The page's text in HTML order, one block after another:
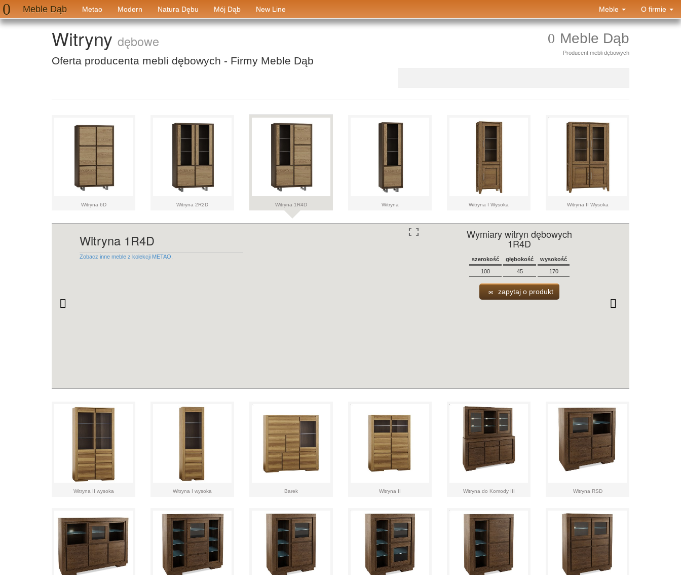
Meble Dąb Metao Modern Natura Dębu Mój Dąb New Line Meble O firmie
Witryny dębowe
Oferta producenta mebli dębowych - Firmy Meble Dąb
Meble Dąb
Producent mebli dębowych
Witryna 6D Witryna 2R2D Witryna 1R4D Witryna Witryna I Wysoka Witryna II Wysoka
Witryna 1R4D
Zobacz inne meble z kolekcji METAO.
Wymiary witryn dębowych
1R4D
szerokość głębokość
wysokość
100
45 170
zapytaj o produkt
Witryna II wysoka Witryna I wysoka Barek Witryna II Witryna do Komody III Witryna RSD